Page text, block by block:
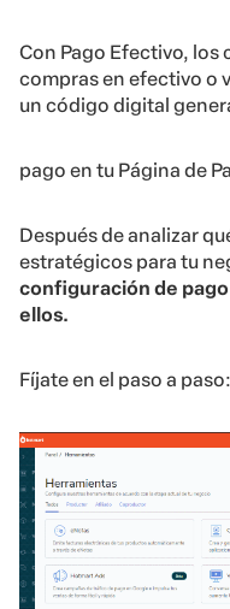
Con Pago Efectivo, los
compras en efectivo o
un código digital
pago en tu Página de
Después de analizar
estratégicos para tu
configuración de
ellos.
Fíjate en el paso a paso: